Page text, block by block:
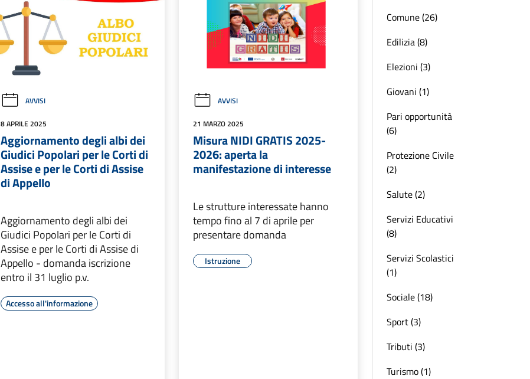
AVVISI
8 APRILE 2025
Aggiornamento degli albi dei
Giudici Popolari per le Corti di
Assise e per le Corti di Assise
di Appello
Aggiornamento degli albi dei
Giudici Popolari per le Corti di
Assise e per le Corti di Assise di
Appello - domanda iscrizione
entro il 31 luglio p.v.
Accesso all'informazione
AVVISI
21 MARZO 2025
Misura NIDI GRATIS 2025-
2026: aperta la
manifestazione di interesse
Le strutture interessate hanno
tempo fino al 7 di aprile per
presentare domanda
Istruzione
Comune (26)
Edilizia (8)
Elezioni (3)
Giovani (1)
Pari opportunità
(6)
Protezione Civile
(2)
Salute (2)
Servizi Educativi
(8)
Servizi Scolastici
(1)
Sociale (18)
Sport (3)
Tributi (3)
Turismo (1)